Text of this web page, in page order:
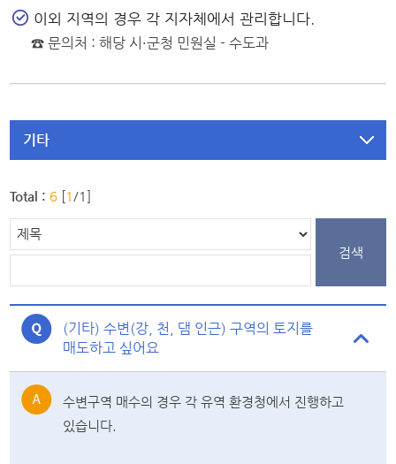
이외 지역의 경우 각 지자체에서 관리합니다.
☎ 문의처 : 해당 시·군청 민원실 - 수도과
기타
Total : 6 [1 /1]
검색
(기타) 수변(강, 천, 댐 인근) 구역의 토지를
매도하고 싶어요
수변구역 매수의 경우 각 유역 환경청에서 진행하고
있습니다.